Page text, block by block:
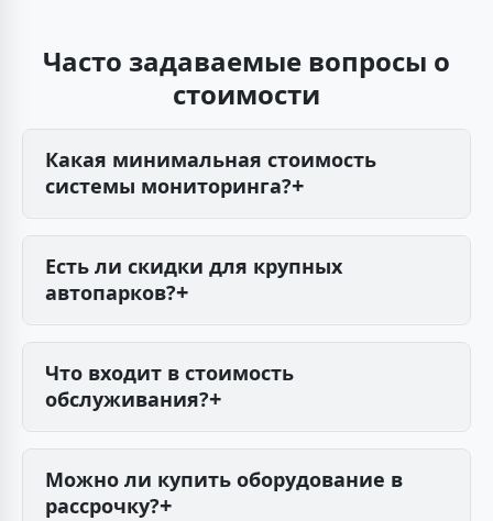
Часто задаваемые вопросы о
стоимости
Какая минимальная стоимость
системы мониторинга?
Минимальная стоимость начинается от 350
рублей в месяц за один автомобиль с
базовым функционалом (отслеживание
Оборудование оплачивается отдельно.
Есть ли скидки для крупных
автопарков?
Да, для автопарков от 10 ТС предоставляем
скидки до 30%. Для парков от 50 единиц —
корпоративные тарифы.
Что входит в стоимость
обслуживания?
Хранение данных, работа платформы
мониторинга, техподдержка, обновления ПО,
SMS-уведомления. Оборудование и установка
Можно ли купить оборудование в
рассрочку?